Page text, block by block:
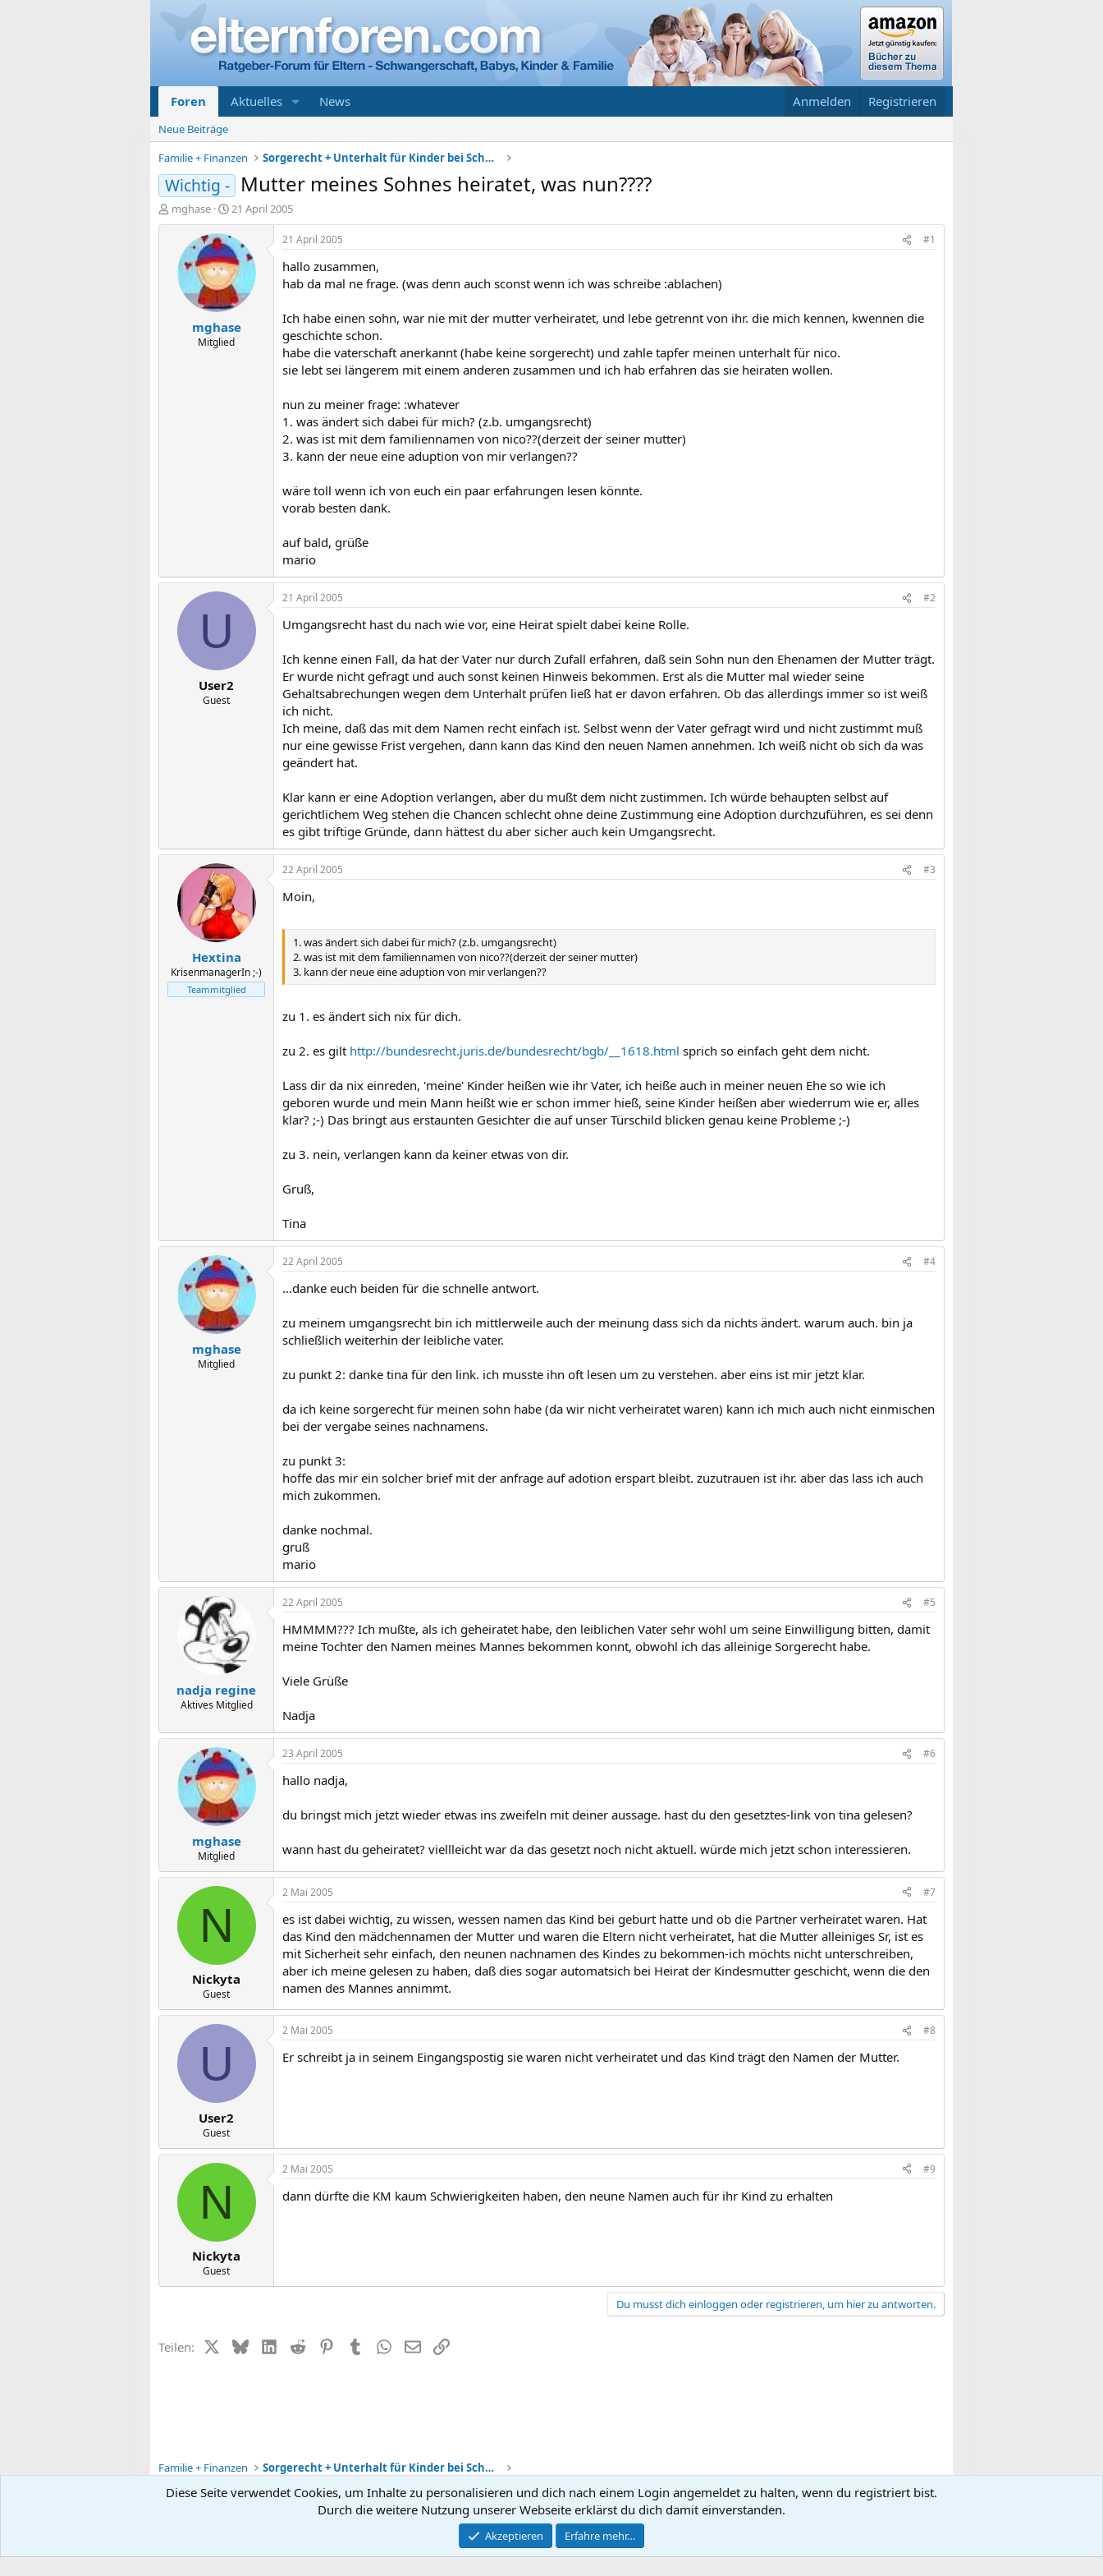
Foren Aktuelles News Anmelden Registrieren
Neue Beiträge
Familie + Finanzen
Sorgerecht + Unterhalt für Kinder bei Scheidung
Wichtig - Mutter meines Sohnes heiratet, was nun????
E
r
mghase
E
r
s
t
e
l
l
t
a
m
21 April 2005
mghase
Mitglied
21 April 2005 #1
hallo zusammen,
hab da mal ne frage. (was denn auch sconst wenn ich was schreibe :ablachen)
Ich habe einen sohn, war nie mit der mutter verheiratet, und lebe getrennt von ihr. die mich kennen, kwennen die
geschichte schon.
habe die vaterschaft anerkannt (habe keine sorgerecht) und zahle tapfer meinen unterhalt für nico.
sie lebt sei längerem mit einem anderen zusammen und ich hab erfahren das sie heiraten wollen.
nun zu meiner frage: :whatever
1. was ändert sich dabei für mich? (z.b. umgangsrecht)
2. was ist mit dem familiennamen von nico??(derzeit der seiner mutter)
3. kann der neue eine aduption von mir verlangen??
wäre toll wenn ich von euch ein paar erfahrungen lesen könnte.
vorab besten dank.
auf bald, grüße
mario
U
User2
Guest
21 April 2005 #2
Umgangsrecht hast du nach wie vor, eine Heirat spielt dabei keine Rolle.
Ich kenne einen Fall, da hat der Vater nur durch Zufall erfahren, daß sein Sohn nun den Ehenamen der Mutter trägt.
Er wurde nicht gefragt und auch sonst keinen Hinweis bekommen. Erst als die Mutter mal wieder seine
Gehaltsabrechungen wegen dem Unterhalt prüfen ließ hat er davon erfahren. Ob das allerdings immer so ist weiß
ich nicht.
Ich meine, daß das mit dem Namen recht einfach ist. Selbst wenn der Vater gefragt wird und nicht zustimmt muß
nur eine gewisse Frist vergehen, dann kann das Kind den neuen Namen annehmen. Ich weiß nicht ob sich da was
geändert hat.
Klar kann er eine Adoption verlangen, aber du mußt dem nicht zustimmen. Ich würde behaupten selbst auf
gerichtlichem Weg stehen die Chancen schlecht ohne deine Zustimmung eine Adoption durchzuführen, es sei denn
es gibt triftige Gründe, dann hättest du aber sicher auch kein Umgangsrecht.
Hextina
KrisenmanagerIn ;-)
Teammitglied
22 April 2005 #3
Moin,
1. was ändert sich dabei für mich? (z.b. umgangsrecht)
2. was ist mit dem familiennamen von nico??(derzeit der seiner mutter)
3. kann der neue eine aduption von mir verlangen??
zu 1. es ändert sich nix für dich.
zu 2. es gilt http://bundesrecht.juris.de/bundesrecht/bgb/__1618.html sprich so einfach geht dem nicht.
Lass dir da nix einreden, 'meine' Kinder heißen wie ihr Vater, ich heiße auch in meiner neuen Ehe so wie ich
geboren wurde und mein Mann heißt wie er schon immer hieß, seine Kinder heißen aber wiederrum wie er, alles
klar? ;-) Das bringt aus erstaunten Gesichter die auf unser Türschild blicken genau keine Probleme ;-)
zu 3. nein, verlangen kann da keiner etwas von dir.
Gruß,
Tina
mghase
Mitglied
22 April 2005 #4
...danke euch beiden für die schnelle antwort.
zu meinem umgangsrecht bin ich mittlerweile auch der meinung dass sich da nichts ändert. warum auch. bin ja
schließlich weiterhin der leibliche vater.
zu punkt 2: danke tina für den link. ich musste ihn oft lesen um zu verstehen. aber eins ist mir jetzt klar.
da ich keine sorgerecht für meinen sohn habe (da wir nicht verheiratet waren) kann ich mich auch nicht einmischen
bei der vergabe seines nachnamens.
zu punkt 3:
hoffe das mir ein solcher brief mit der anfrage auf adotion erspart bleibt. zuzutrauen ist ihr. aber das lass ich auch
mich zukommen.
danke nochmal.
gruß
mario
nadja regine
Aktives Mitglied
22 April 2005 #5
HMMMM??? Ich mußte, als ich geheiratet habe, den leiblichen Vater sehr wohl um seine Einwilligung bitten, damit
meine Tochter den Namen meines Mannes bekommen konnt, obwohl ich das alleinige Sorgerecht habe.
Viele Grüße
Nadja
mghase
Mitglied
23 April 2005 #6
hallo nadja,
du bringst mich jetzt wieder etwas ins zweifeln mit deiner aussage. hast du den gesetztes-link von tina gelesen?
wann hast du geheiratet? viellleicht war da das gesetzt noch nicht aktuell. würde mich jetzt schon interessieren.
N
Nickyta
Guest
2 Mai 2005 #7
es ist dabei wichtig, zu wissen, wessen namen das Kind bei geburt hatte und ob die Partner verheiratet waren. Hat
das Kind den mädchennamen der Mutter und waren die Eltern nicht verheiratet, hat die Mutter alleiniges Sr, ist es
mit Sicherheit sehr einfach, den neunen nachnamen des Kindes zu bekommen-ich möchts nicht unterschreiben,
aber ich meine gelesen zu haben, daß dies sogar automatsich bei Heirat der Kindesmutter geschicht, wenn die den
namen des Mannes annimmt.
U
User2
Guest
2 Mai 2005 #8
Er schreibt ja in seinem Eingangspostig sie waren nicht verheiratet und das Kind trägt den Namen der Mutter.
N
Nickyta
Guest
2 Mai 2005 #9
dann dürfte die KM kaum Schwierigkeiten haben, den neune Namen auch für ihr Kind zu erhalten
Du musst dich einloggen oder registrieren, um hier zu antworten.
Teilen: X (Twitter)
BlueskyLinkedIn
Reddit PinterestTumblrWhatsApp
E-MailLink
Familie + Finanzen Sorgerecht + Unterhalt für Kinder bei Scheidung
Kontakt Nutzungsbedingungen Datenschutz
Community platform by XenForo ® © 2010-2026 XenForo Ltd.
Diese Seite verwendet Cookies, um Inhalte zu personalisieren und dich nach einem Login angemeldet zu halten, wenn du registriert bist.
Durch die weitere Nutzung unserer Webseite erklärst du dich damit einverstanden.
Akzeptieren Erfahre mehr…